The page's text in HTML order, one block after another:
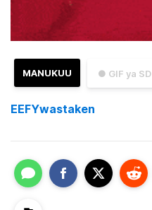
● GIF ya SD
MANUKUU
EEFYwastaken